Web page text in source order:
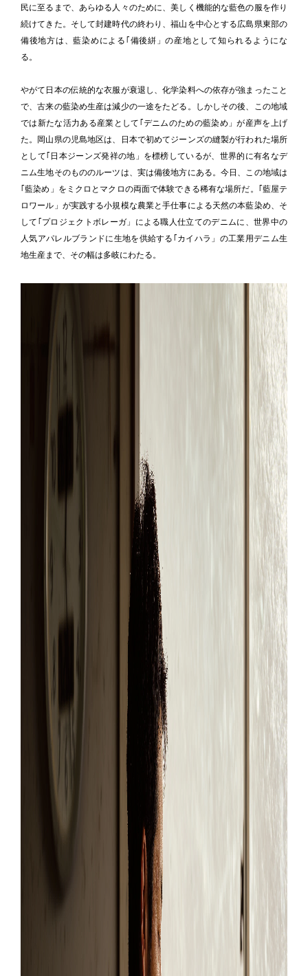
民に至るまで、あらゆる人々のために、美しく機能的な藍色の服を作り
続けてきた。そして封建時代の終わり、福山を中心とする広島県東部の
備後地方は、藍染めによる｢備後絣」の産地として知られるようにな
る。
やがて日本の伝統的な衣服が衰退し、化学染料への依存が強まったこと
で、古来の藍染め生産は減少の一途をたどる。しかしその後、この地域
では新たな活力ある産業として｢デニムのための藍染め」が産声を上げ
た。岡山県の児島地区は、日本で初めてジーンズの縫製が行われた場所
として｢日本ジーンズ発祥の地」を標榜しているが、世界的に有名なデ
ニム生地そのもののルーツは、実は備後地方にある。今日、この地域は
｢藍染め」をミクロとマクロの両面で体験できる稀有な場所だ。｢藍屋テ
ロワール」が実践する小規模な農業と手仕事による天然の本藍染め、そ
して｢プロジェクトボレーガ」による職人仕立てのデニムに、世界中の
人気アパレルブランドに生地を供給する｢カイハラ」の工業用デニム生
地生産まで、その幅は多岐にわたる。